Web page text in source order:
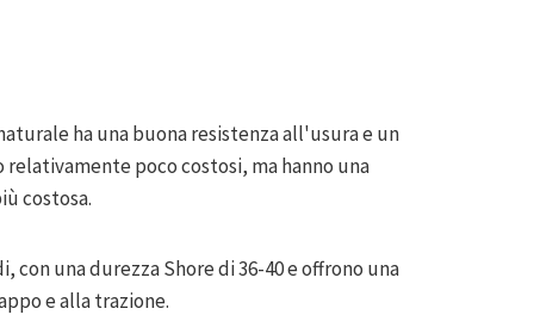
ha una buona resistenza all'usura e un
poco costosi, ma hanno una
costosa.
una durezza Shore di 36-40 e offrono una
e alla trazione.